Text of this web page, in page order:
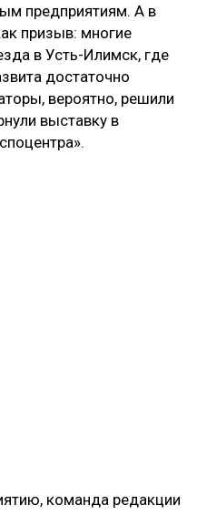
предприятиям. А в
призыв: многие
в Усть-Илимск, где
достаточно
вероятно, решили
выставку в
команда редакции